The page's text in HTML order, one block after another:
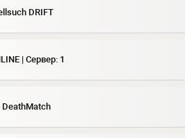
DRIFT
| Сервер: 1
DeathMatch